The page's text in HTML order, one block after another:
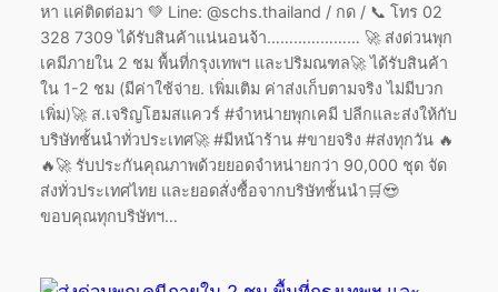
หา แค่ติดต่อมา 💚 Line: @schs.thailand / กด / 📞 โทร 02
328 7309 ได้รับสินค้าแน่นอนจ้า………………… 🚀 ส่งด่วนพุก
เคมีภายใน 2 ชม พื้นที่กรุงเทพฯ และปริมณฑล🚀 ได้รับสินค้า
ใน 1-2 ชม (มีค่าใช้จ่าย. เพิ่มเติม ค่าส่งเก็บตามจริง ไม่มีบวก
เพิ่ม)🚀 ส.เจริญโฮมสแควร์ #จำหน่ายพุกเคมี ปลีกและส่งให้กับ
บริษัทชั้นนำทั่วประเทศ🚀 #มีหน้าร้าน #ขายจริง #ส่งทุกวัน 🔥
🔥🚀 รับประกันคุณภาพด้วยยอดจำหน่ายกว่า 90,000 ชุด จัด
ส่งทั่วประเทศไทย และยอดสั่งซื้อจากบริษัทชั้นนำ🛒😍
ขอบคุณทุกบริษัทฯ…